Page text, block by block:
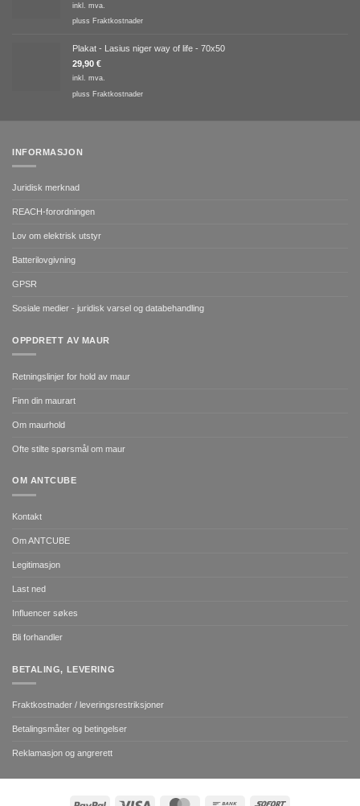
inkl. mva.
pluss Fraktkostnader
Plakat - Lasius niger way of life - 70x50
29,90 €
inkl. mva.
pluss Fraktkostnader
INFORMASJON
Juridisk merknad
REACH-forordningen
Lov om elektrisk utstyr
Batterilovgivning
GPSR
Sosiale medier - juridisk varsel og databehandling
OPPDRETT AV MAUR
Retningslinjer for hold av maur
Finn din maurart
Om maurhold
Ofte stilte spørsmål om maur
OM ANTCUBE
Kontakt
Om ANTCUBE
Legitimasjon
Last ned
Influencer søkes
Bli forhandler
BETALING, LEVERING
Fraktkostnader / leveringsrestriksjoner
Betalingsmåter og betingelser
Reklamasjon og angrerett
PayPal MasterCard Bank Sofort